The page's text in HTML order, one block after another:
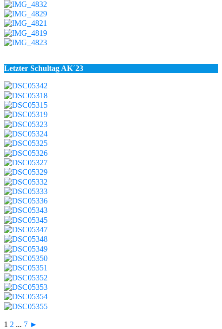
Letzter Schultag AK´23
1 2 ... 7 ►